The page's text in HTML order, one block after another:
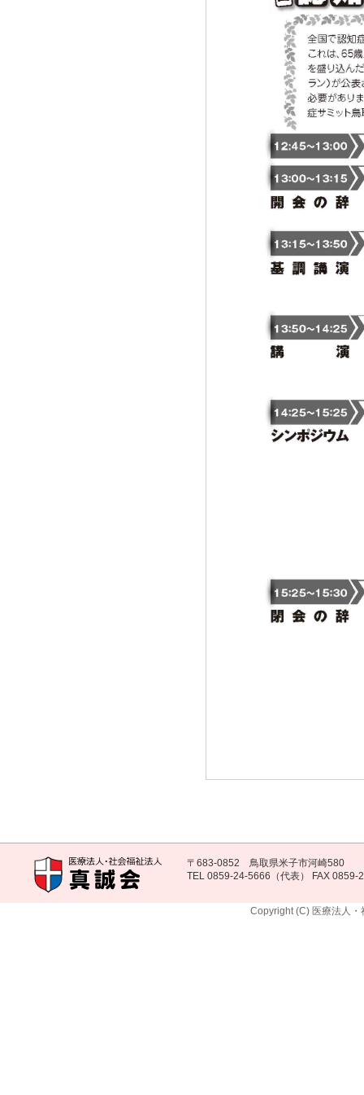
〒683-0852 鳥取県米子市河崎580
TEL 0859-24-5666（代表） FAX 0859-
Copyright (C) 医療法人